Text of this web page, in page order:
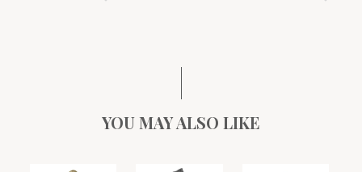
YOU MAY ALSO LIKE